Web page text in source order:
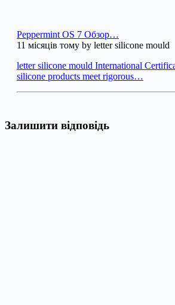
Peppermint OS 7 Обзор…
11 місяців тому by letter silicone mould
letter silicone mould International
silicone products meet rigorous…
Залишити відповідь